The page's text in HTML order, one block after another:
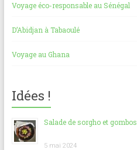
Voyage éco-responsable au Sénégal
D’Abidjan à Tabaoulé
Voyage au Ghana
Idées !
Salade de sorgho et gombos
5 mai 2024